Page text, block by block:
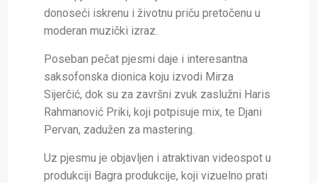
donoseći iskrenu i životnu priču pretočenu u
moderan muzički izraz.
Poseban pečat pjesmi daje i interesantna
saksofonska dionica koju izvodi Mirza
Sijerčić, dok su za završni zvuk zaslužni Haris
Rahmanović Priki, koji potpisuje mix, te Djani
Pervan, zadužen za mastering.
Uz pjesmu je objavljen i atraktivan videospot u
produkciji Bagra produkcije, koji vizuelno prati